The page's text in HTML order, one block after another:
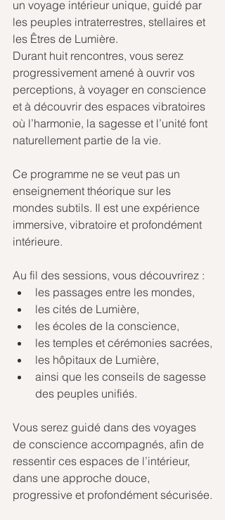
un voyage intérieur unique, guidé par
les peuples intraterrestres, stellaires et
les Êtres de Lumière.
Durant huit rencontres, vous serez
progressivement amené à ouvrir vos
perceptions, à voyager en conscience
et à découvrir des espaces vibratoires
où l’harmonie, la sagesse et l’unité font
naturellement partie de la vie.
Ce programme ne se veut pas un
enseignement théorique sur les
mondes subtils. Il est une expérience
immersive, vibratoire et profondément
intérieure.
Au fil des sessions, vous découvrirez :
les passages entre les mondes,
les cités de Lumière,
les écoles de la conscience,
les temples et cérémonies sacrées,
les hôpitaux de Lumière,
ainsi que les conseils de sagesse
des peuples unifiés.
Vous serez guidé dans des voyages
de conscience accompagnés, afin de
ressentir ces espaces de l’intérieur,
dans une approche douce,
progressive et profondément sécurisée.